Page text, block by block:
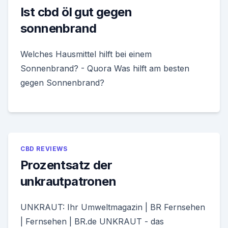
Ist cbd öl gut gegen
sonnenbrand
Welches Hausmittel hilft bei einem
Sonnenbrand? - Quora Was hilft am besten
gegen Sonnenbrand?
CBD REVIEWS
Prozentsatz der
unkrautpatronen
UNKRAUT: Ihr Umweltmagazin | BR Fernsehen
| Fernsehen | BR.de UNKRAUT - das